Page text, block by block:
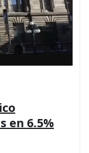
en 6.5%